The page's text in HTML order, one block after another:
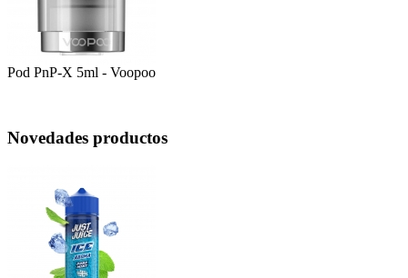
Pod PnP-X 5ml - Voopoo
Novedades productos